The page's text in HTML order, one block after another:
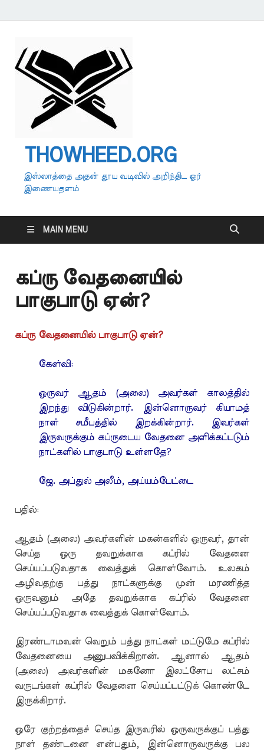
THOWHEED.ORG
இஸ்லாத்தை அதன் தூய வடிவில் அறிந்திட ஓர்
இணையதளம்
MAIN MENU
கப்ரு வேதனையில்
பாகுபாடு ஏன்?
கப்ரு வேதனையில் பாகுபாடு ஏன்?
கேள்வி:
ஒருவர் ஆதம் (அலை) அவர்கள் காலத்தில்
இறந்து விடுகின்றார். இன்னொருவர் கியாமத்
நாள் சமீபத்தில் இறக்கின்றார். இவர்கள்
இருவருக்கும் கப்ருடைய வேதனை அளிக்கப்படும்
நாட்களில் பாகுபாடு உள்ளதே?
ஜே. அப்துல் அலீம், அய்யம்பேட்டை
பதில்:
ஆதம் (அலை) அவர்களின் மகன்களில் ஒருவர், தான்
செய்த ஒரு தவறுக்காக கப்ரில் வேதனை
செய்யப்படுவதாக வைத்துக் கொள்வோம். உலகம்
அழிவதற்கு பத்து நாட்களுக்கு முன் மரணித்த
ஒருவனும் அதே தவறுக்காக கப்ரில் வேதனை
செய்யப்படுவதாக வைத்துக் கொள்வோம்.
இரண்டாமவன் வெறும் பத்து நாட்கள் மட்டுமே கப்ரில்
வேதனையை அனுபவிக்கிறான். ஆனால் ஆதம்
(அலை) அவர்களின் மகனோ இலட்சோப லட்சம்
வருடங்கள் கப்ரில் வேதனை செய்யப்பட்டுக் கொண்டே
இருக்கிறார்.
ஒரே குற்றத்தைச் செய்த இருவரில் ஒருவருக்குப் பத்து
நாள் தண்டனை என்பதும், இன்னொருவருக்கு பல